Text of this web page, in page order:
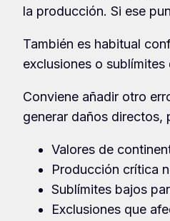
la producción. Si ese
También es habitual
exclusiones o
Conviene añadir otro
generar daños directos,
Valores de
Producción crítica
Sublímites bajos
Exclusiones que